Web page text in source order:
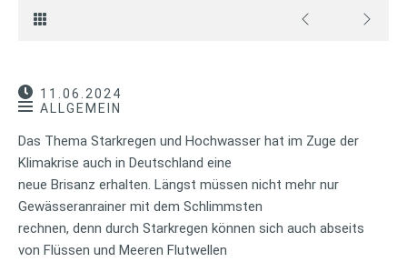
11.06.2024
ALLGEMEIN
Das Thema Starkregen und Hochwasser hat im Zuge der
Klimakrise auch in Deutschland eine
neue Brisanz erhalten. Längst müssen nicht mehr nur
Gewässeranrainer mit dem Schlimmsten
rechnen, denn durch Starkregen können sich auch abseits
von Flüssen und Meeren Flutwellen